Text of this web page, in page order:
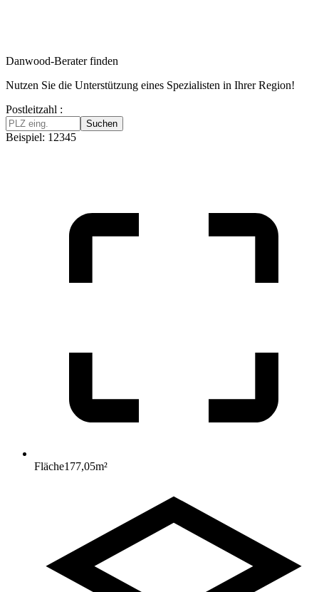
Danwood-Berater finden
Nutzen Sie die Unterstützung eines Spezialisten in Ihrer Region!
Postleitzahl :
Suchen
Beispiel: 12345
Fläche177,05m²